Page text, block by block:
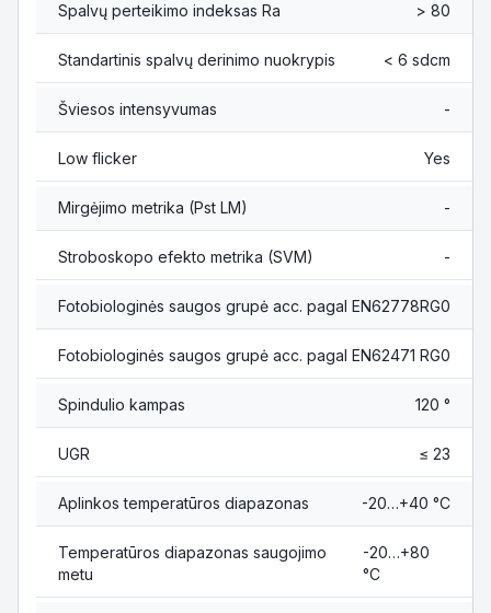
Spalvų perteikimo indeksas Ra > 80
Standartinis spalvų derinimo nuokrypis < 6 sdcm
Šviesos intensyvumas -
Low flicker Yes
Mirgėjimo metrika (Pst LM) -
Stroboskopo efekto metrika (SVM) -
Fotobiologinės saugos grupė acc. pagal EN62778RG0
Fotobiologinės saugos grupė acc. pagal EN62471 RG0
Spindulio kampas 120 °
UGR ≤ 23
Aplinkos temperatūros diapazonas -20…+40 °C
Temperatūros diapazonas saugojimo
metu
-20…+80
°C